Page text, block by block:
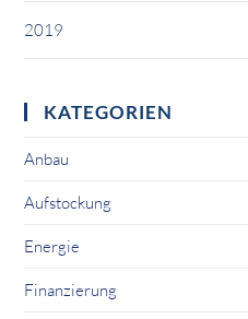
2019
KATEGORIEN
Anbau
Aufstockung
Energie
Finanzierung